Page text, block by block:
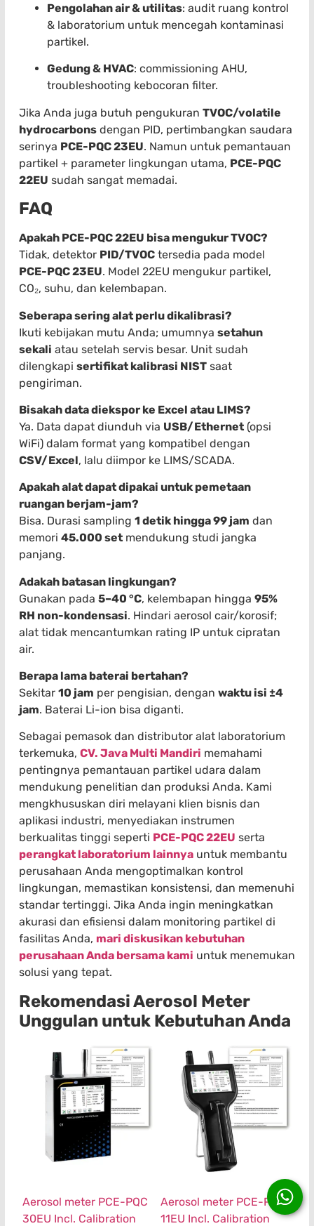
Pengolahan air & utilitas: audit ruang kontrol
& laboratorium untuk mencegah kontaminasi
partikel.
Gedung & HVAC: commissioning AHU,
troubleshooting kebocoran filter.
Jika Anda juga butuh pengukuran TVOC/volatile
hydrocarbons dengan PID, pertimbangkan saudara
serinya PCE-PQC 23EU. Namun untuk pemantauan
partikel + parameter lingkungan utama, PCE-PQC
22EU sudah sangat memadai.
FAQ
Apakah PCE-PQC 22EU bisa mengukur TVOC?
Tidak, detektor PID/TVOC tersedia pada model
PCE-PQC 23EU. Model 22EU mengukur partikel,
CO₂, suhu, dan kelembapan.
Seberapa sering alat perlu dikalibrasi?
Ikuti kebijakan mutu Anda; umumnya setahun
sekali atau setelah servis besar. Unit sudah
dilengkapi sertifikat kalibrasi NIST saat
pengiriman.
Bisakah data diekspor ke Excel atau LIMS?
Ya. Data dapat diunduh via USB/Ethernet (opsi
WiFi) dalam format yang kompatibel dengan
CSV/Excel, lalu diimpor ke LIMS/SCADA.
Apakah alat dapat dipakai untuk pemetaan
ruangan berjam-jam?
Bisa. Durasi sampling 1 detik hingga 99 jam dan
memori 45.000 set mendukung studi jangka
panjang.
Adakah batasan lingkungan?
Gunakan pada 5–40 °C, kelembapan hingga 95%
RH non-kondensasi. Hindari aerosol cair/korosif;
alat tidak mencantumkan rating IP untuk cipratan
air.
Berapa lama baterai bertahan?
Sekitar 10 jam per pengisian, dengan waktu isi ±4
jam. Baterai Li-ion bisa diganti.
Sebagai pemasok dan distributor alat laboratorium
terkemuka, CV. Java Multi Mandiri memahami
pentingnya pemantauan partikel udara dalam
mendukung penelitian dan produksi Anda. Kami
mengkhususkan diri melayani klien bisnis dan
aplikasi industri, menyediakan instrumen
berkualitas tinggi seperti PCE-PQC 22EU serta
perangkat laboratorium lainnya untuk membantu
perusahaan Anda mengoptimalkan kontrol
lingkungan, memastikan konsistensi, dan memenuhi
standar tertinggi. Jika Anda ingin meningkatkan
akurasi dan efisiensi dalam monitoring partikel di
fasilitas Anda, mari diskusikan kebutuhan
perusahaan Anda bersama kami untuk menemukan
solusi yang tepat.
Rekomendasi Aerosol Meter
Unggulan untuk Kebutuhan Anda
Aerosol meter PCE-PQC
30EU Incl. Calibration
Aerosol meter PCE-PQC
11EU Incl. Calibration